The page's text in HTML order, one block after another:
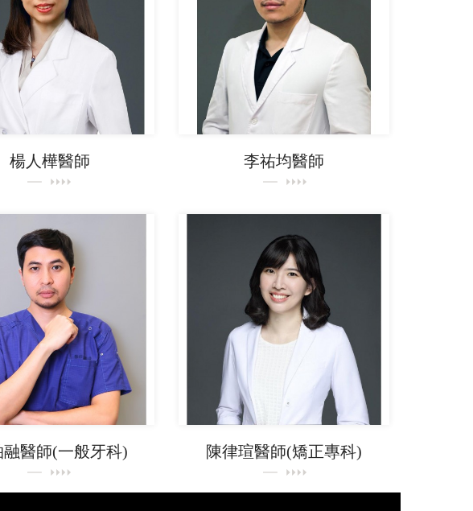
楊人樺醫師 李祐均醫師
融醫師(一般牙科) 陳律瑄醫師(矯正專科)